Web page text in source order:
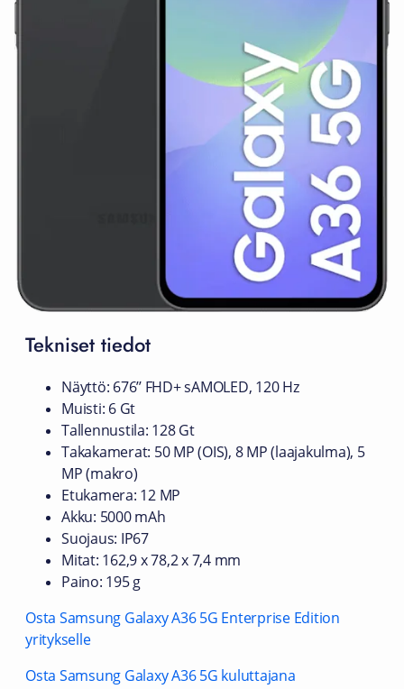
Tekniset tiedot
Näyttö: 676’’ FHD+ sAMOLED, 120 Hz
Muisti: 6 Gt
Tallennustila: 128 Gt
Takakamerat: 50 MP (OIS), 8 MP (laajakulma), 5
MP (makro)
Etukamera: 12 MP
Akku: 5000 mAh
Suojaus: IP67
Mitat: 162,9 x 78,2 x 7,4 mm
Paino: 195 g
Osta Samsung Galaxy A36 5G Enterprise Edition
yritykselle
Osta Samsung Galaxy A36 5G kuluttajana